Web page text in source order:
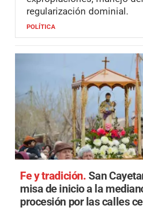
regularización dominial.
POLÍTICA
Fe y tradición. San
misa de inicio a la
procesión por las calles